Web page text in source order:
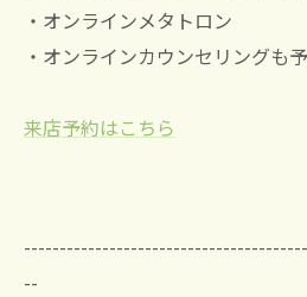
・オンラインメタトロン
・オンラインカウンセリングも
来店予約はこちら
--